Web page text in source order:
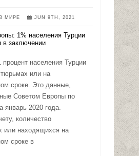
В МИРЕ JUN 9TH, 2021
населения Турции
или на
сроке. Это данные,
Советом Европы по
январь 2020 года.
количество
или находящихся на
сроке в